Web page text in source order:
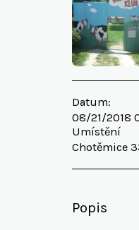
Datum:
08/21/2018
Umístění
Chotěmice
Popis